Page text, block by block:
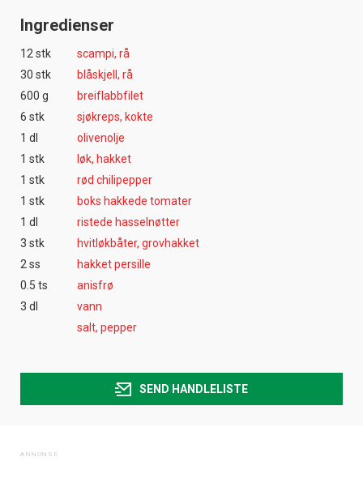
Ingredienser
12 stk
scampi, rå
30 stk
blåskjell, rå
600 g
breiflabbfilet
6 stk
sjøkreps, kokte
1 dl
olivenolje
1 stk
løk, hakket
1 stk
rød chilipepper
1 stk
boks hakkede tomater
1 dl
ristede hasselnøtter
3 stk
hvitløkbåter, grovhakket
2 ss
hakket persille
0.5 ts
anisfrø
3 dl
vann
salt, pepper
SEND HANDLELISTE